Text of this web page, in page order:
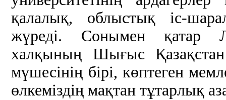
қалалық, облыстық іс-
жүреді. Сонымен қатар
халқының Шығыс
мүшесінің бірі, көптеген
өлкеміздің мақтан тұтарлық